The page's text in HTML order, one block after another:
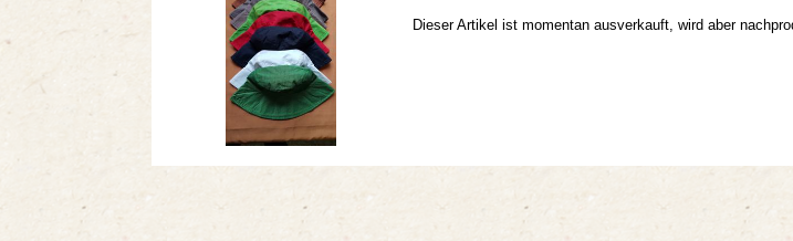
Dieser Artikel ist momentan ausverkauft, wird aber